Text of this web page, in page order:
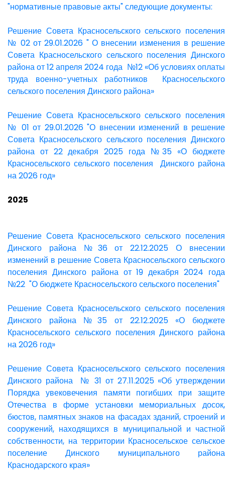
"нормативные правовые акты" следующие документы:
Решение Совета Красносельского сельского поселения
№ 02 от 29.01.2026 " О внесении изменения в решение
Совета Красносельского сельского поселения Динского
района от 12 апреля 2024 года №12 «Об условиях оплаты
труда военно-учетных работников Красносельского
сельского поселения Динского района»
Решение Совета Красносельского сельского поселения
№ 01 от 29.01.2026 "О внесении изменений в решение
Совета Красносельского сельского поселения Динского
района от 22 декабря 2025 года №35 «О бюджете
Красносельского сельского поселения Динского района
на 2026 год»
2025
Решение Совета Красносельского сельского поселения
Динского района №36 от 22.12.2025 О внесении
изменений в решение Совета Красносельского сельского
поселения Динского района от 19 декабря 2024 года
№22 "О бюджете Красносельского сельского поселения"
Решение Совета Красносельского сельского поселения
Динского района №35 от 22.12.2025 «О бюджете
Красносельского сельского поселения Динского района
на 2026 год»
Решение Совета Красносельского сельского поселения
Динского района № 31 от 27.11.2025 «Об утверждении
Порядка увековечения памяти погибших при защите
Отечества в форме установки мемориальных досок,
бюстов, памятных знаков на фасадах зданий, строений и
сооружений, находящихся в муниципальной и частной
собственности, на территории Красносельское сельское
поселение Динского муниципального района
Краснодарского края»